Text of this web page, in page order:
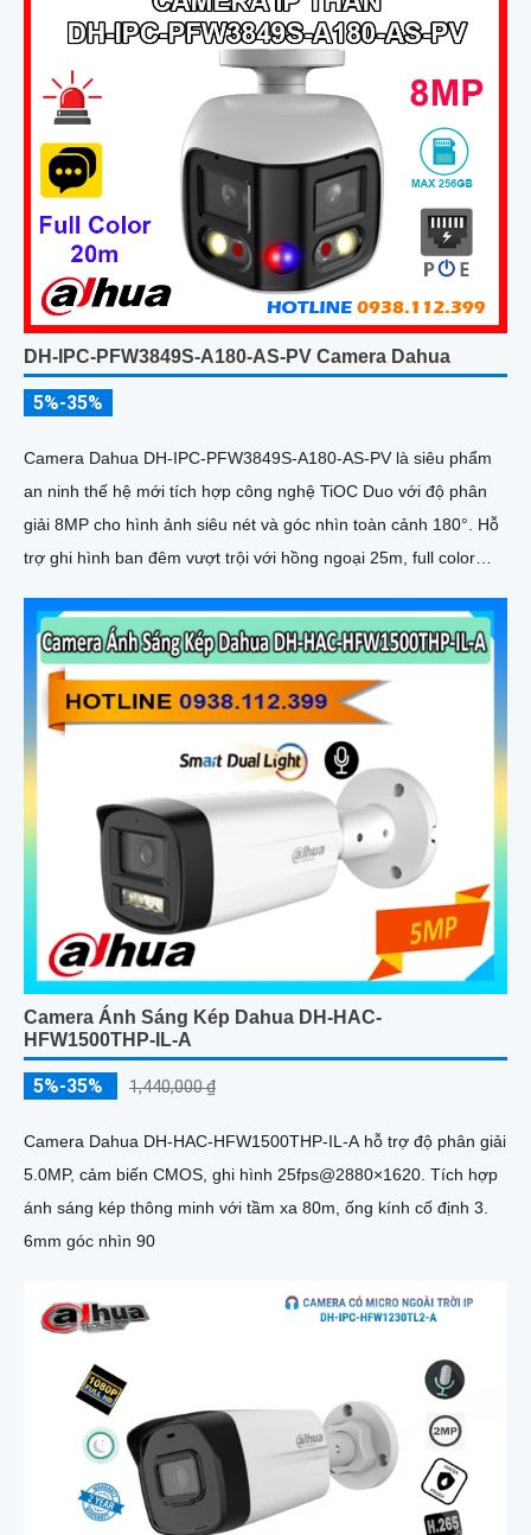
DH-IPC-PFW3849S-A180-AS-PV Camera Dahua
5%-35%
Camera Dahua DH-IPC-PFW3849S-A180-AS-PV là siêu phẩm
an ninh thế hệ mới tích hợp công nghệ TiOC Duo với độ phân
giải 8MP cho hình ảnh siêu nét và góc nhìn toàn cảnh 180°. Hỗ
trợ ghi hình ban đêm vượt trội với hồng ngoại 25m, full color
đáp ứng nhu cầu lưu trữ dài hạn, thiết kế chuẩn IP67 chống bụi
nước, cấp nguồn POE
Camera Ánh Sáng Kép Dahua DH-HAC-
HFW1500THP-IL-A
5%-35% 1,440,000 ₫
Camera Dahua DH-HAC-HFW1500THP-IL-A hỗ trợ độ phân giải
5.0MP, cảm biến CMOS, ghi hình 25fps@2880×1620. Tích hợp
ánh sáng kép thông minh với tầm xa 80m, ống kính cố định 3.
6mm góc nhìn 90